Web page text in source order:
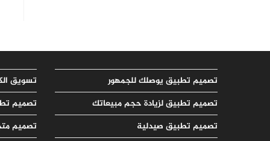
تسويق
تصميم
تصميم
تصميم تطبيق يوصلك للجمهور
تصميم تطبيق لزيادة حجم مبيعاتك
تصميم تطبيق صيدلية